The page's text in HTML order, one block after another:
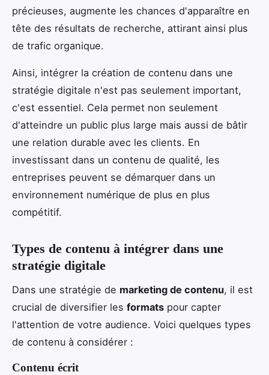
précieuses, augmente les chances d'apparaître en
tête des résultats de recherche, attirant ainsi plus
de trafic organique.
Ainsi, intégrer la création de contenu dans une
stratégie digitale n'est pas seulement important,
c'est essentiel. Cela permet non seulement
d'atteindre un public plus large mais aussi de bâtir
une relation durable avec les clients. En
investissant dans un contenu de qualité, les
entreprises peuvent se démarquer dans un
environnement numérique de plus en plus
compétitif.
Types de contenu à intégrer dans une
stratégie digitale
Dans une stratégie de marketing de contenu, il est
crucial de diversifier les formats pour capter
l'attention de votre audience. Voici quelques types
de contenu à considérer :
Contenu écrit